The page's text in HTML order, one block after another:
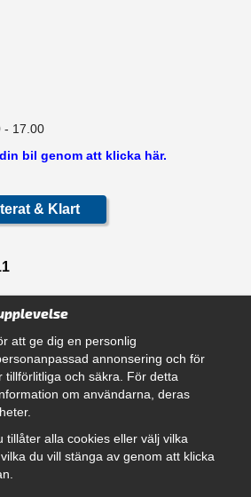
- 17.00
bil genom att klicka här.
& Klart
att ge dig en personlig
annonsering och för
tillförlitliga och säkra. För detta
om användarna, deras
tillåter alla cookies eller välj vilka
du vill stänga av genom att klicka